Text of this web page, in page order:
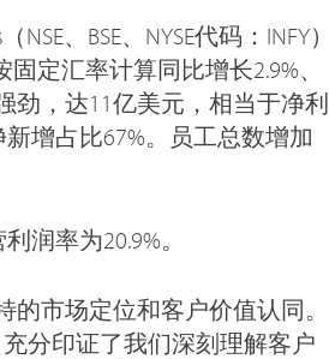
、BSE、NYSE代码：INFY）
定汇率计算同比增长2.9%、
劲，达11亿美元，相当于净利
增占比67%。员工总数增加
润率为20.9%。
市场定位和客户价值认同。
分印证了我们深刻理解客户